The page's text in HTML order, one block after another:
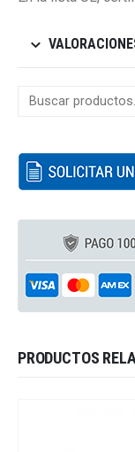
PRODUCTOS